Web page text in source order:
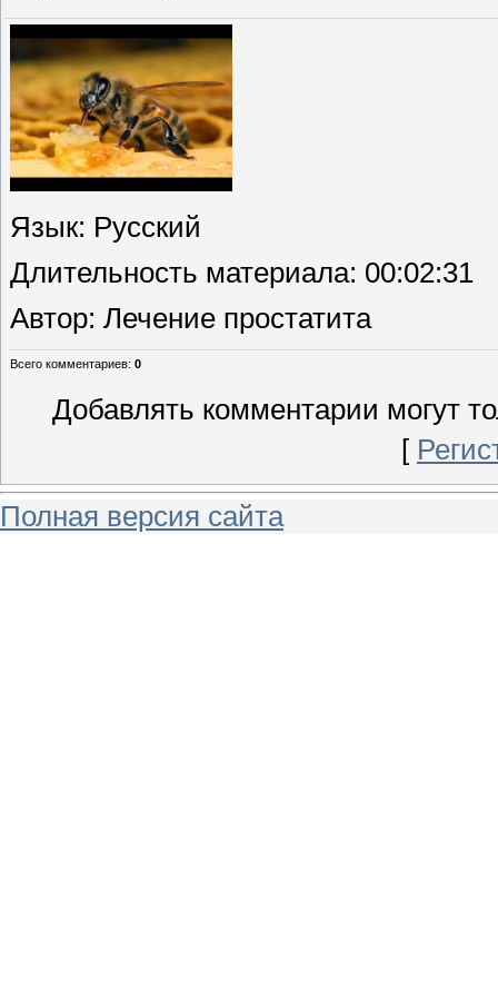
Язык: Русский
Длительность материала: 00:02:31
Автор: Лечение простатита
Всего комментариев: 0
Добавлять комментарии могут
[
Полная версия сайта